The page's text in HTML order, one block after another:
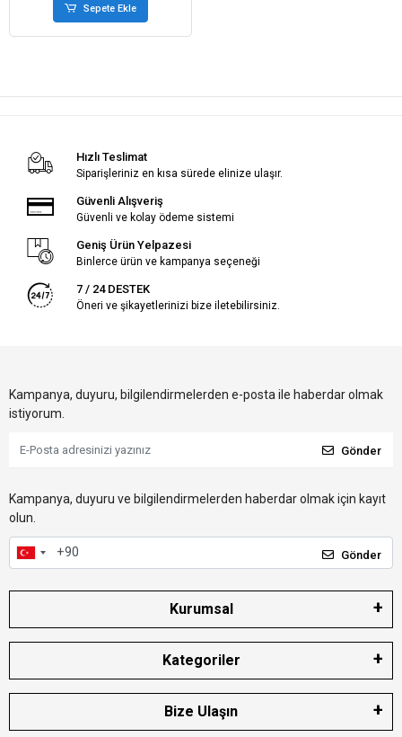
Sepete Ekle
Hızlı Teslimat
Siparişleriniz en kısa sürede elinize ulaşır.
Güvenli Alışveriş
Güvenli ve kolay ödeme sistemi
Geniş Ürün Yelpazesi
Binlerce ürün ve kampanya seçeneği
7 / 24 DESTEK
Öneri ve şikayetlerinizi bize iletebilirsiniz.
Kampanya, duyuru, bilgilendirmelerden e-posta ile haberdar olmak
istiyorum.
Gönder
Kampanya, duyuru ve bilgilendirmelerden haberdar olmak için kayıt
olun.
Gönder
Kurumsal
Kategoriler
Bize Ulaşın